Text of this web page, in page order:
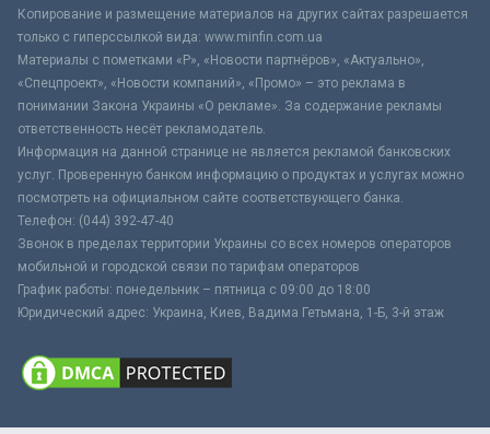
Копирование и размещение материалов на других сайтах разрешается
только с гиперссылкой вида: www.minfin.com.ua
Материалы с пометками «Р», «Новости партнёров», «Актуально»,
«Спецпроект», «Новости компаний», «Промо» – это реклама в
понимании Закона Украины «О рекламе». За содержание рекламы
ответственность несёт рекламодатель.
Информация на данной странице не является рекламой банковских
услуг. Проверенную банком информацию о продуктах и услугах можно
посмотреть на официальном сайте соответствующего банка.
Телефон: (044) 392-47-40
Звонок в пределах территории Украины со всех номеров операторов
мобильной и городской связи по тарифам операторов
График работы: понедельник – пятница с 09:00 до 18:00
Юридический адрес: Украина, Киев, Вадима Гетьмана, 1-Б, 3-й этаж